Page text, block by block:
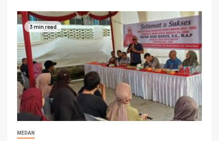
3 min read
MEDAN